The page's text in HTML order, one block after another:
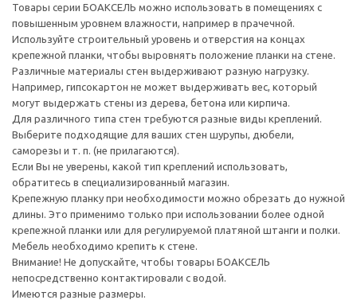
Товары серии БОАКСЕЛЬ можно использовать в помещениях с
повышенным уровнем влажности, например в прачечной.
Используйте строительный уровень и отверстия на концах
крепежной планки, чтобы выровнять положение планки на стене.
Различные материалы стен выдерживают разную нагрузку.
Например, гипсокартон не может выдерживать вес, который
могут выдержать стены из дерева, бетона или кирпича.
Для различного типа стен требуются разные виды креплений.
Выберите подходящие для ваших стен шурупы, дюбели,
саморезы и т. п. (не прилагаются).
Если Вы не уверены, какой тип креплений использовать,
обратитесь в специализированный магазин.
Крепежную планку при необходимости можно обрезать до нужной
длины. Это применимо только при использовании более одной
крепежной планки или для регулируемой платяной штанги и полки.
Мебель необходимо крепить к стене.
Внимание! Не допускайте, чтобы товары БОАКСЕЛЬ
непосредственно контактировали с водой.
Имеются разные размеры.